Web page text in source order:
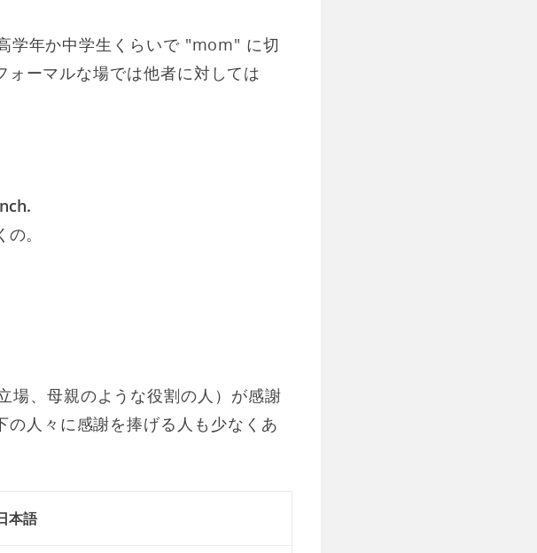
学年か中学生くらいで "mom" に切
ーマルな場では他者に対しては
。
、母親のような役割の人）が感謝
人々に感謝を捧げる人も少なくあ
本語